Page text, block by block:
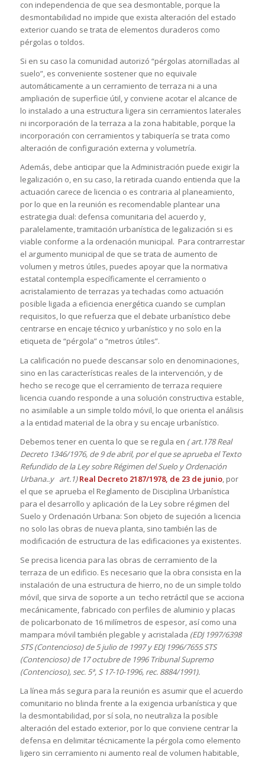
con independencia de que sea desmontable, porque la
desmontabilidad no impide que exista alteración del estado
exterior cuando se trata de elementos duraderos como
pérgolas o toldos.
Si en su caso la comunidad autorizó “pérgolas atornilladas al
suelo”, es conveniente sostener que no equivale
automáticamente a un cerramiento de terraza ni a una
ampliación de superficie útil, y conviene acotar el alcance de
lo instalado a una estructura ligera sin cerramientos laterales
ni incorporación de la terraza a la zona habitable, porque la
incorporación con cerramientos y tabiquería se trata como
alteración de configuración externa y volumetría.
Además, debe anticipar que la Administración puede exigir la
legalización o, en su caso, la retirada cuando entienda que la
actuación carece de licencia o es contraria al planeamiento,
por lo que en la reunión es recomendable plantear una
estrategia dual: defensa comunitaria del acuerdo y,
paralelamente, tramitación urbanística de legalización si es
viable conforme a la ordenación municipal. Para contrarrestar
el argumento municipal de que se trata de aumento de
volumen y metros útiles, puedes apoyar que la normativa
estatal contempla específicamente el cerramiento o
acristalamiento de terrazas ya techadas como actuación
posible ligada a eficiencia energética cuando se cumplan
requisitos, lo que refuerza que el debate urbanístico debe
centrarse en encaje técnico y urbanístico y no solo en la
etiqueta de “pérgola” o “metros útiles”.
La calificación no puede descansar solo en denominaciones,
sino en las características reales de la intervención, y de
hecho se recoge que el cerramiento de terraza requiere
licencia cuando responde a una solución constructiva estable,
no asimilable a un simple toldo móvil, lo que orienta el análisis
a la entidad material de la obra y su encaje urbanístico.
Debemos tener en cuenta lo que se regula en ( art.178 Real
Decreto 1346/1976, de 9 de abril, por el que se aprueba el Texto
Refundido de la Ley sobre Régimen del Suelo y Ordenación
Urbana..y art.1)Real Decreto 2187/1978, de 23 de junio, por
el que se aprueba el Reglamento de Disciplina Urbanística
para el desarrollo y aplicación de la Ley sobre régimen del
Suelo y Ordenación Urbana: Son objeto de sujeción a licencia
no solo las obras de nueva planta, sino también las de
modificación de estructura de las edificaciones ya existentes.
Se precisa licencia para las obras de cerramiento de la
terraza de un edificio. Es necesario que la obra consista en la
instalación de una estructura de hierro, no de un simple toldo
móvil, que sirva de soporte a un techo retráctil que se acciona
mecánicamente, fabricado con perfiles de aluminio y placas
de policarbonato de 16 milímetros de espesor, así como una
mampara móvil también plegable y acristalada (EDJ 1997/6398
STS (Contencioso) de 5 julio de 1997 y EDJ 1996/7655 STS
(Contencioso) de 17 octubre de 1996 Tribunal Supremo
(Contencioso), sec. 5ª, S 17-10-1996, rec. 8884/1991).
La línea más segura para la reunión es asumir que el acuerdo
comunitario no blinda frente a la exigencia urbanística y que
la desmontabilidad, por sí sola, no neutraliza la posible
alteración del estado exterior, por lo que conviene centrar la
defensa en delimitar técnicamente la pérgola como elemento
ligero sin cerramiento ni aumento real de volumen habitable,